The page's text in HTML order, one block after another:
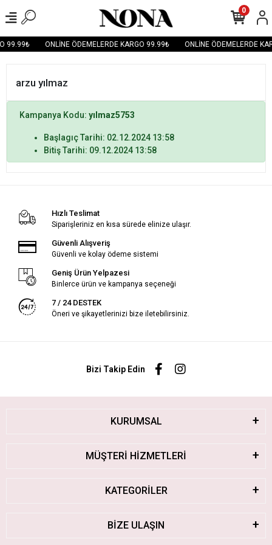
99.99₺ ONLİNE ÖDEMELERDE KARGO 99.99₺ ONLİNE ÖDEMELERDE
0
arzu yılmaz
Kampanya Kodu: yılmaz5753
Başlagıç Tarihi: 02.12.2024 13:58
Bitiş Tarihi: 09.12.2024 13:58
Hızlı Teslimat
Siparişleriniz en kısa sürede elinize ulaşır.
Güvenli Alışveriş
Güvenli ve kolay ödeme sistemi
Geniş Ürün Yelpazesi
Binlerce ürün ve kampanya seçeneği
7 / 24 DESTEK
Öneri ve şikayetlerinizi bize iletebilirsiniz.
Bizi Takip Edin
KURUMSAL
MÜŞTERİ HİZMETLERİ
KATEGORİLER
BİZE ULAŞIN